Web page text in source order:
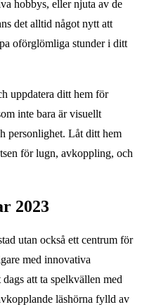
hobbys, eller njuta av de
det alltid något nytt att
oförglömliga stunder i ditt
uppdatera ditt hem för
inte bara är visuellt
personlighet. Låt ditt hem
för lugn, avkoppling, och
2023
utan också ett centrum för
med innovativa
att ta spelkvällen med
läshörna fylld av